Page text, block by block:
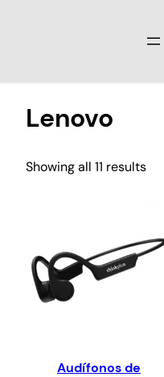
Lenovo
Showing all 11 results
Audífonos de